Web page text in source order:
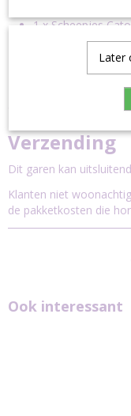
1 x Scheepjes
1 x Scheepjes
2 gratis
Let op: het kan zijn
Verzending
Dit garen kan
Klanten niet
de pakketkosten die
Ook interessant
Later